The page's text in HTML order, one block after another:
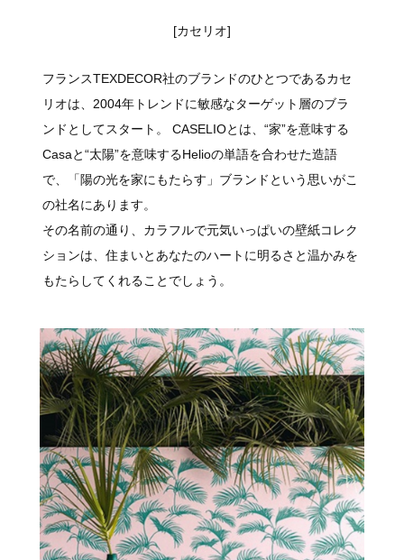
[カセリオ]
フランスTEXDECOR社のブランドのひとつであるカセ
リオは、2004年トレンドに敏感なターゲット層のブラ
ンドとしてスタート。 CASELIOとは、“家”を意味する
Casaと“太陽”を意味するHelioの単語を合わせた造語
で、「陽の光を家にもたらす」ブランドという思いがこ
の社名にあります。
その名前の通り、カラフルで元気いっぱいの壁紙コレク
ションは、住まいとあなたのハートに明るさと温かみを
もたらしてくれることでしょう。